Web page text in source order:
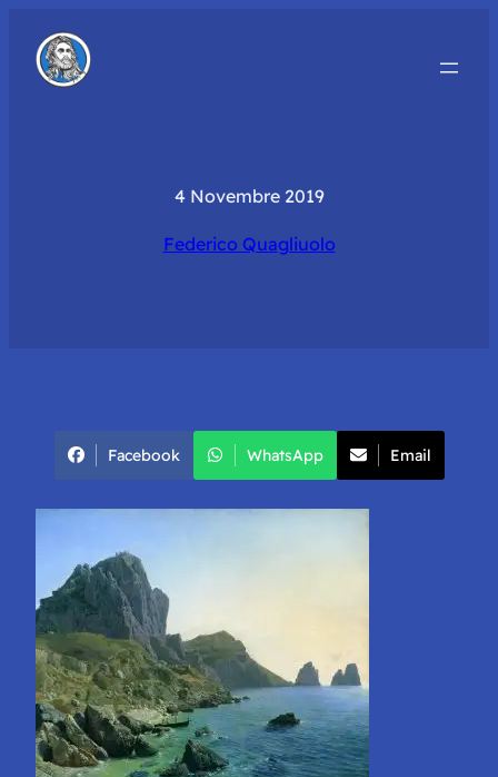
4 Novembre 2019
Federico Quagliuolo
Facebook WhatsApp Email